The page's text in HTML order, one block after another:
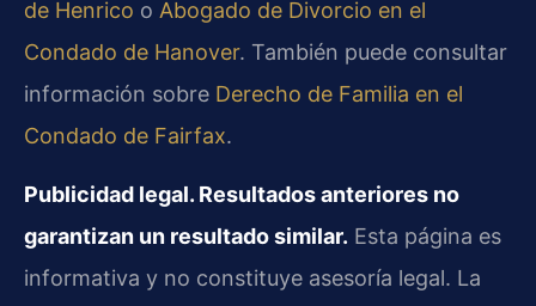
de Henrico o Abogado de Divorcio en el
Condado de Hanover. También puede consultar
información sobre Derecho de Familia en el
Condado de Fairfax.
Publicidad legal. Resultados anteriores no
garantizan un resultado similar. Esta página es
informativa y no constituye asesoría legal. La